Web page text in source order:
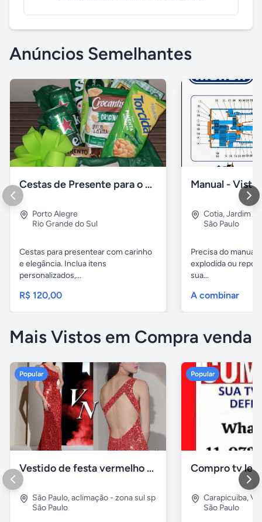
Anúncios Semelhantes
Cestas de Presente para o Dia dos Pais
Porto Alegre
Rio Grande do Sul
Cestas para presentear com carinho
e elegância. Inclua itens
personalizados,...
R$ 120,00
Cotia,Jardim
São Paulo
Precisa do manual
explodida ou
sua...
A combinar
Mais Vistos em Compra venda
Popular
Vestido de festa vermelho com brilho e pedraria
São Paulo,aclimação - zona sul sp
São Paulo
Popular
Compro tv
Carapicuiba,
São Paulo